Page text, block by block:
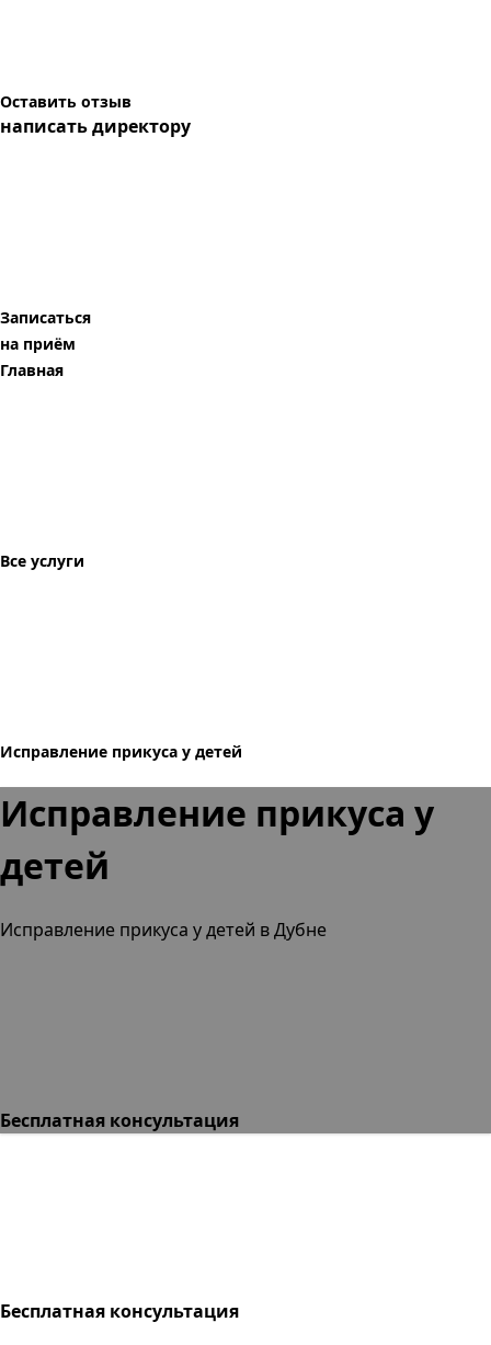
Оставить отзыв
написать директору
Записаться
на приём
Главная
Все услуги
Исправление прикуса у детей
Исправление прикуса у
детей
Исправление прикуса у детей в Дубне
Бесплатная консультация
Бесплатная консультация